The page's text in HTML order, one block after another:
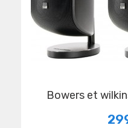
bowers et